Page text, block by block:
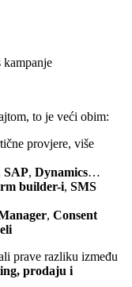
kampanje
to je veći obim:
provjere, više
SAP, Dynamics…
builder-i, SMS
, Consent
prave razliku između
prodaju i